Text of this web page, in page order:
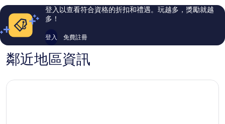
中
心
評
論
聖
母
評
論
登入以查看符合資格的折扣和禮遇。玩越多，獎勵就越
多！
登入 免費註冊
鄰近地區資訊